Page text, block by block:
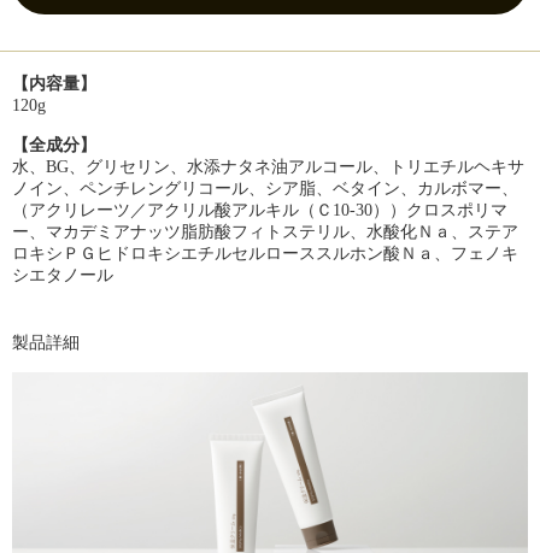
【内容量】
120g
【全成分】
水、 BG 、グリセリン、水添ナタネ油アルコール、トリエチルヘキサ
ノイン、ペンチレングリコール、シア脂、ベタイン、カルボマー、
（アクリレーツ／アクリル酸アルキル（Ｃ 10‐30））クロスポリマ
ー、マカデミアナッツ脂肪酸フィトステリル、水酸化Ｎａ、ステア
ロキシＰＧヒドロキシエチルセルローススルホン酸Ｎａ、フェノキ
シエタノール
製品詳細